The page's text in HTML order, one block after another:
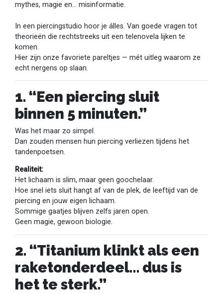
mythes, magie en… misinformatie.
In een piercingstudio hoor je álles. Van goede vragen tot
theorieën die rechtstreeks uit een telenovela lijken te
komen.
Hier zijn onze favoriete pareltjes — mét uitleg waarom ze
echt nergens op slaan.
1. “Een piercing sluit
binnen 5 minuten.”
Was het maar zo simpel.
Dan zouden mensen hun piercing verliezen tijdens het
tandenpoetsen.
Realiteit:
Het lichaam is slim, maar geen goochelaar.
Hoe snel iets sluit hangt af van de plek, de leeftijd van de
piercing en jouw eigen lichaam.
Sommige gaatjes blijven zelfs jaren open.
Geen magie, gewoon biologie.
2. “Titanium klinkt als een
raketonderdeel… dus is
het te sterk.”